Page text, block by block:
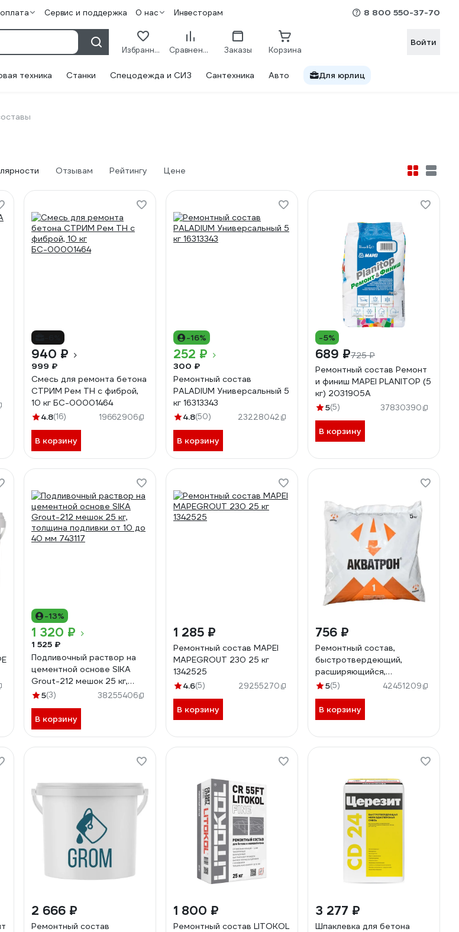
Сервис и поддержка О нас Инвесторам 8 800 550-37-70
Избранное Сравнение Заказы Корзина
Войти
техника Станки Спецодежда и СИЗ Сантехника Авто Для юрлиц
Отзывам Рейтингу Цене
940 ₽
999 ₽
Смесь для ремонта бетона
СТРИМ Рем ТН с фиброй,
10 кг БС-00001464
4.8(16) 19662906
В корзину
-16%
252 ₽
300 ₽
Ремонтный состав
PALADIUM Универсальный 5
кг 16313343
4.8(50) 23228042
В корзину
-5%
689 ₽725 ₽
Ремонтный состав Ремонт
и финиш MAPEI PLANITOP (5
кг) 2031905A
5(5) 37830390
В корзину
-13%
1 320 ₽
1 525 ₽
Подливочный раствор на
цементной основе SIKA
Grout-212 мешок 25 кг,
толщина подливки от 10 до
5(3) 38255406
В корзину
1 285 ₽
Ремонтный состав MAPEI
MAPEGROUT 230 25 кг
1342525
4.6(5) 29255270
В корзину
756 ₽
Ремонтный состав,
быстротвердеющий,
расширяющийся,
гидроизолирующий
5(5) 42451209
В корзину
2 666 ₽
Ремонтный состав
1 800 ₽
Ремонтный состав LITOKOL
3 277 ₽
Шпаклевка для бетона